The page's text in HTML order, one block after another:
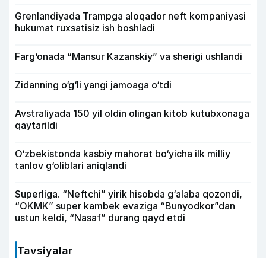
Grenlandiyada Trampga aloqador neft kompaniyasi
hukumat ruxsatisiz ish boshladi
Farg‘onada “Mansur Kazanskiy” va sherigi ushlandi
Zidanning o‘g‘li yangi jamoaga o‘tdi
Avstraliyada 150 yil oldin olingan kitob kutubxonaga
qaytarildi
O‘zbekistonda kasbiy mahorat bo‘yicha ilk milliy
tanlov g‘oliblari aniqlandi
Superliga. “Neftchi” yirik hisobda g‘alaba qozondi,
“OKMK” super kambek evaziga “Bunyodkor”dan
ustun keldi, “Nasaf” durang qayd etdi
Tavsiyalar